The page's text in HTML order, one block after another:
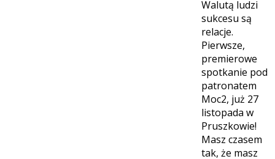
Walutą ludzi
sukcesu są
relacje.
Pierwsze,
premierowe
spotkanie pod
patronatem
Moc2, już 27
listopada w
Pruszkowie!
Masz czasem
tak, że masz